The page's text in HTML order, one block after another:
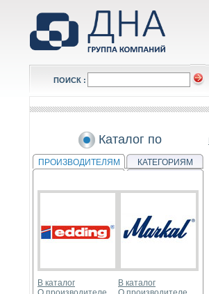
ПОИСК :
Каталог по
ПРОИЗВОДИТЕЛЯМ КАТЕГОРИЯМ
В каталог
В каталог